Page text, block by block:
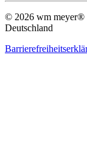
© 2026 wm meyer®
Deutschland